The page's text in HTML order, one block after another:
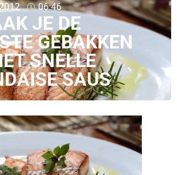
06:46
JE DE
GEBAKKEN
SNELLE
SAUS